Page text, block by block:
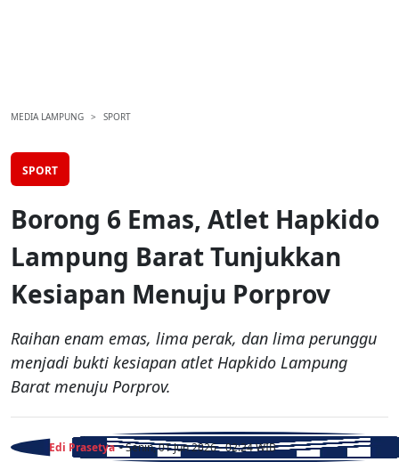
MEDIA LAMPUNG SPORT
SPORT
Borong 6 Emas, Atlet Hapkido
Lampung Barat Tunjukkan
Kesiapan Menuju Porprov
Raihan enam emas, lima perak, dan lima perunggu
menjadi bukti kesiapan atlet Hapkido Lampung
Barat menuju Porprov.
Edi Prasetya - Senin, 01 Jun 2026 - 02:24 WIB